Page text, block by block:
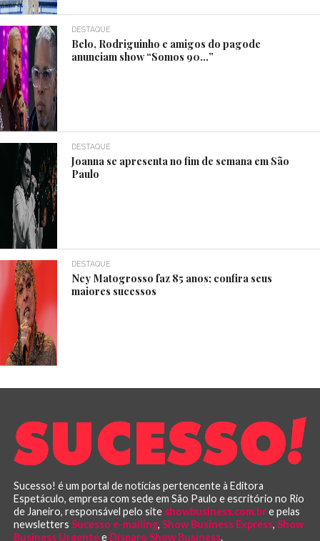
DESTAQUE
Belo, Rodriguinho e amigos do pagode
anunciam show “Somos 90…”
DESTAQUE
Joanna se apresenta no fim de semana em São
Paulo
DESTAQUE
Ney Matogrosso faz 85 anos; confira seus
maiores sucessos
Sucesso! é um portal de notícias pertencente à Editora
Espetáculo, empresa com sede em São Paulo e escritório no Rio
de Janeiro, responsável pelo site showbusiness.com.bre pelas
newsletters Sucesso e-mailing, Show Business Express, Show
Business Urgentee Disparo Show Business.